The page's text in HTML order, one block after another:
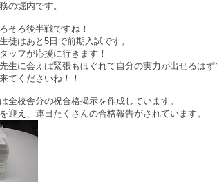
の堀内です。
そろ後半戦ですね！
徒はあと5日で前期入試です。
ッフが応援に行きます！
生に会えば緊張もほぐれて自分の実力が出せるはず
てくださいね！！
全校舎分の祝合格掲示を作成しています。
迎え、連日たくさんの合格報告がされています。